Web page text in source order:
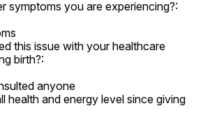
symptoms you are experiencing?:
this issue with your healthcare
birth?:
anyone
health and energy level since giving